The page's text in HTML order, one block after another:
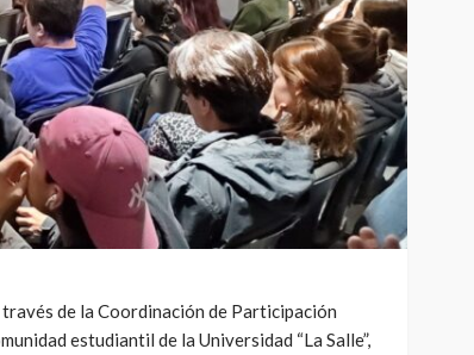
de la Coordinación de Participación
estudiantil de la Universidad “La Salle”,